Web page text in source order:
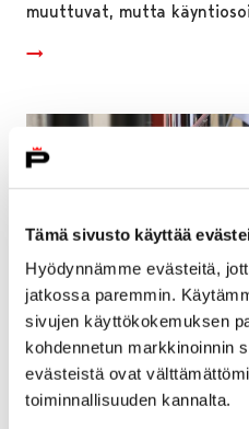
Tämä sivusto käyttää
Hyödynnämme evästeitä,
jatkossa paremmin.
sivujen käyttökokemuksen
kohdennetun markkinoinnin
evästeistä ovat
toiminnallisuuden kannalta.
muuttuvat, mutta